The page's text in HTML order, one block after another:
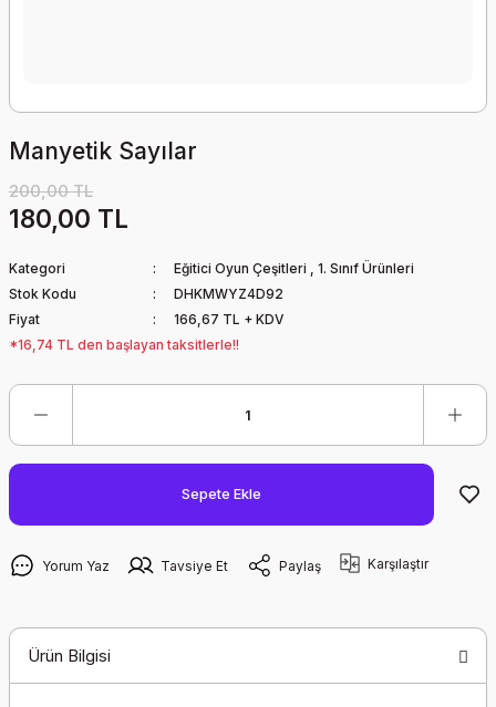
Manyetik Sayılar
200,00 TL
180,00 TL
Kategori Eğitici Oyun Çeşitleri , 1. Sınıf Ürünleri
Stok Kodu
DHKMWYZ4D92
Fiyat
166,67 TL + KDV
*16,74 TL den başlayan taksitlerle!!
Sepete Ekle
Yorum Yaz Tavsiye Et Paylaş Karşılaştır
Ürün Bilgisi